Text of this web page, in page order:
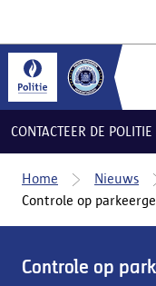
CONTACTEER DE POLITIE
Home
Nieuws
Controle op
Controle op